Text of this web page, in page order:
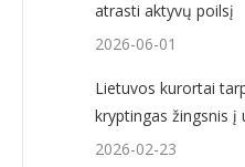
atrasti aktyvų poilsį
2026-06-01
Lietuvos kurortai
kryptingas žingsnis į
2026-02-23